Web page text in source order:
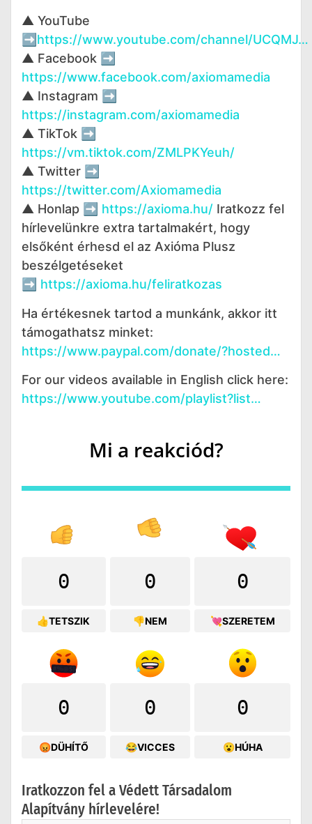
▲ YouTube
➡️ https://www.youtube.com/channel/UCQMJ…
▲ Facebook ➡️
https://www.facebook.com/axiomamedia
▲ Instagram ➡️
https://instagram.com/axiomamedia
▲ TikTok ➡️
https://vm.tiktok.com/ZMLPKYeuh/
▲ Twitter ➡️
https://twitter.com/Axiomamedia
▲ Honlap ➡️ https://axioma.hu/ Iratkozz fel
hírlevelünkre extra tartalmakért, hogy
elsőként érhesd el az Axióma Plusz
beszélgetéseket
➡️ https://axioma.hu/feliratkozas
Ha értékesnek tartod a munkánk, akkor itt
támogathatsz minket:
https://www.paypal.com/donate/?hosted…
For our videos available in English click here:
https://www.youtube.com/playlist?list…
Mi a reakciód?
0
👍TETSZIK
0
👎NEM
0
💘SZERETEM
0
😡DÜHÍTŐ
0
😂VICCES
0
😮HÚHA
Iratkozzon fel a Védett Társadalom
Alapítvány hírlevelére!